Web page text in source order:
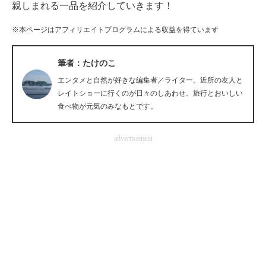
好きが集まる 比べて選べる
ビジネスと働き方のヒント
AI活用のいまが分かる
企業ITのトレンドを詳説
経営リーダーのコミュニティ
マーケ×ITの今がよく分かる
親しまれる一品を紹介していきます！
※本ページはアフィリエイトプログラムによる収益を得ています
筆者：たけのこ
エンタメと自然が好きな編集者／ライター。近所の友人と
レイトショーに行くのが日々のしあわせ。旅行とおいしい
食べ物が元気のみなもとです。
advertisement